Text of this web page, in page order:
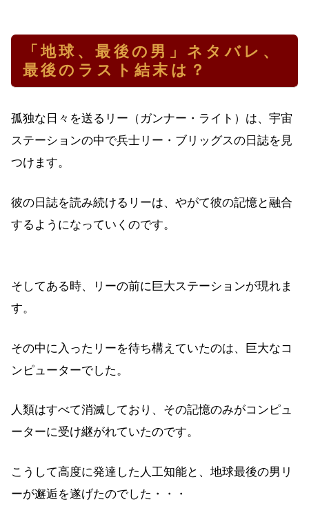
「地球、最後の男」ネタバレ、
最後のラスト結末は？
孤独な日々を送るリー（ガンナー・ライト）は、宇宙
ステーションの中で兵士リー・ブリッグスの日誌を見
つけます。
彼の日誌を読み続けるリーは、やがて彼の記憶と融合
するようになっていくのです。
そしてある時、リーの前に巨大ステーションが現れま
す。
その中に入ったリーを待ち構えていたのは、巨大なコ
ンピューターでした。
人類はすべて消滅しており、その記憶のみがコンピュ
ーターに受け継がれていたのです。
こうして高度に発達した人工知能と、地球最後の男リ
ーが邂逅を遂げたのでした・・・